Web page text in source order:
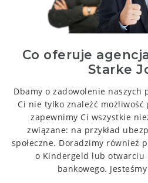
Co oferuje
Starke
Dbamy o zadowolenie naszych
Ci nie tylko znaleźć możliwość
zapewnimy Ci wszystkie
związane: na przykład
społeczne. Doradzimy również
o Kindergeld lub otwarciu
bankowego.